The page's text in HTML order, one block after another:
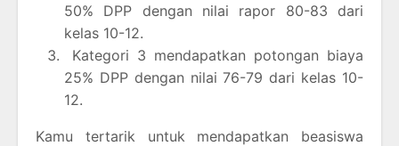
50% DPP dengan nilai rapor 80-83 dari
kelas 10-12.
Kategori 3 mendapatkan potongan biaya
25% DPP dengan nilai 76-79 dari kelas 10-
12.
Kamu tertarik untuk mendapatkan beasiswa